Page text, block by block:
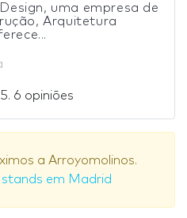
uma empresa de
Arquitetura
6 opiniões
a Arroyomolinos.
em Madrid